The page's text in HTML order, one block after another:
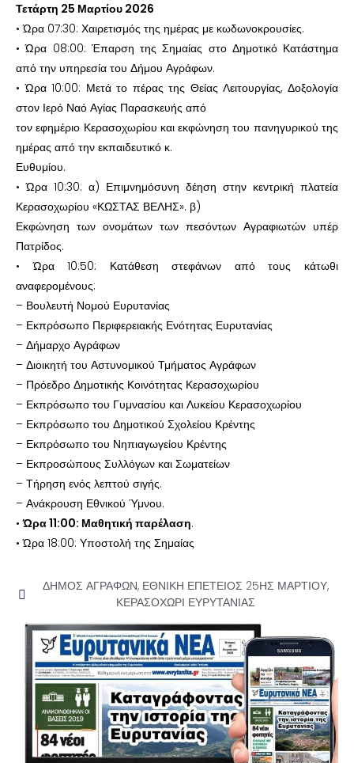
Τετάρτη 25 Μαρτίου 2026
• Ώρα 07:30: Χαιρετισμός της ημέρας με κωδωνοκρουσίες.
• Ώρα 08:00: Έπαρση της Σημαίας στο Δημοτικό Κατάστημα
από την υπηρεσία του Δήμου Αγράφων.
• Ώρα 10:00: Μετά το πέρας της Θείας Λειτουργίας, Δοξολογία
στον Ιερό Ναό Αγίας Παρασκευής από
τον εφημέριο Κερασοχωρίου και εκφώνηση του πανηγυρικού της
ημέρας από την εκπαιδευτικό κ.
Ευθυμίου.
• Ώρα 10:30: α) Επιμνημόσυνη δέηση στην κεντρική πλατεία
Κερασοχωρίου «ΚΩΣΤΑΣ ΒΕΛΗΣ». β)
Εκφώνηση των ονομάτων των πεσόντων Αγραφιωτών υπέρ
Πατρίδος.
• Ώρα 10:50: Κατάθεση στεφάνων από τους κάτωθι
αναφερομένους:
– Βουλευτή Νομού Ευρυτανίας
– Εκπρόσωπο Περιφερειακής Ενότητας Ευρυτανίας
– Δήμαρχο Αγράφων
– Διοικητή του Αστυνομικού Τμήματος Αγράφων
– Πρόεδρο Δημοτικής Κοινότητας Κερασοχωρίου
– Εκπρόσωπο του Γυμνασίου και Λυκείου Κερασοχωρίου
– Εκπρόσωπο του Δημοτικού Σχολείου Κρέντης
– Εκπρόσωπο του Νηπιαγωγείου Κρέντης
– Εκπροσώπους Συλλόγων και Σωματείων
– Τήρηση ενός λεπτού σιγής.
– Ανάκρουση Εθνικού Ύμνου.
•Ώρα 11:00: Μαθητική παρέλαση.
• Ώρα 18:00: Υποστολή της Σημαίας
ΔΗΜΟΣ ΑΓΡΑΦΩΝ, ΕΘΝΙΚΗ ΕΠΕΤΕΙΟΣ 25ΗΣ ΜΑΡΤΙΟΥ,
ΚΕΡΑΣΟΧΩΡΙ ΕΥΡΥΤΑΝΙΑΣ